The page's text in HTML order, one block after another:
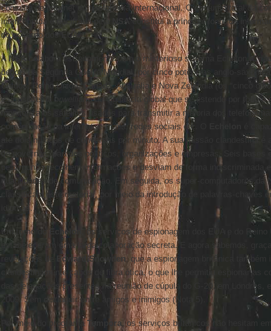
consulta de internet ou telefonema internacional. O conjunto total da
interceptada e decifrada pela NSAconstitui a principal fonte de
do governo dos EUA.
ANSAcolabora estreitamente com o misterioso sistema Echelon.
depois da Segunda Guerra Mundial, por cinco potências anglo-
Unidos, Reino Unido, Canadá, Austrália e Nova Zelândia (os “cinco
é um sistema
orwellianode vigilância global que se estende por todo o
monitoriza os satélites usados para transmitir a maioria dos
comunicação na internet, e-mails, redes sociais etc. O
é
até dois milhões de conversas por minuto. A sua missão clandestina é
de governos, partidos políticos, organizações e empresas. Seis bases
pelo mundo recolhem informações e desviam de forma indiscriminada
quantidades de comunicação. Em seguida, os super-computadores da
classificam este material, por meio da introdução de palavras-chaves
idiomas.
Em torno do Echelon
, os serviços de espionagem dos EUA e do Reino
estabeleceram uma larga colaboração secreta. E agora sabemos,
revelações de
Edward Snowden, que a espionagem britânica também
clandestinamente cabos de fibra ótica, o que lhe permitiu espionar as
das delegações presentes na reunião de cúpula do G-20, em Londres,
2009. Sem distinguir entre amigos e inimigos (Nota 5).
Por meio do programaTempora, os serviços britânicos não hesitam